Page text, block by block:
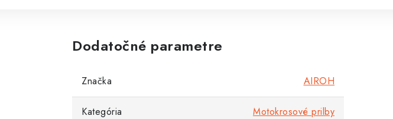
Dodatočné parametre
Značka AIROH
Kategória Motokrosové prilby